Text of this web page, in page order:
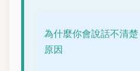
為什麼你會說話不清
原因